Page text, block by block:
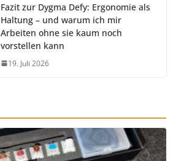
Fazit zur Dygma Defy: Ergonomie als
Haltung – und warum ich mir
Arbeiten ohne sie kaum noch
vorstellen kann
19. Juli 2026